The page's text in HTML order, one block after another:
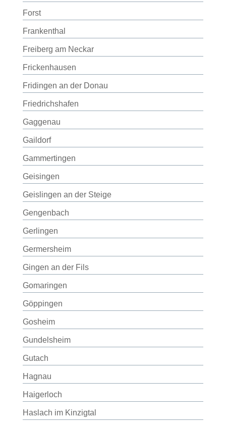
Forst
Frankenthal
Freiberg am Neckar
Frickenhausen
Fridingen an der Donau
Friedrichshafen
Gaggenau
Gaildorf
Gammertingen
Geisingen
Geislingen an der Steige
Gengenbach
Gerlingen
Germersheim
Gingen an der Fils
Gomaringen
Göppingen
Gosheim
Gundelsheim
Gutach
Hagnau
Haigerloch
Haslach im Kinzigtal